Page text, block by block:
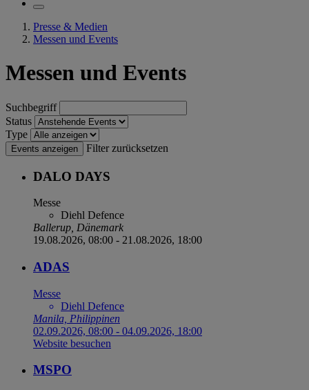
Presse & Medien
Messen und Events
Messen und Events
Suchbegriff
Status
Type
Events anzeigen Filter zurücksetzen
DALO DAYS
Messe
Diehl Defence
Ballerup, Dänemark
19.08.2026, 08:00 - 21.08.2026, 18:00
ADAS
Messe
Diehl Defence
Manila, Philippinen
02.09.2026, 08:00 - 04.09.2026, 18:00
Website besuchen
MSPO